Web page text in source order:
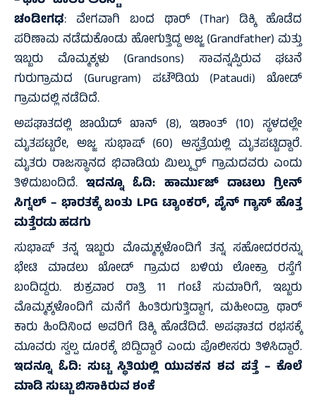
ಚಂಡೀಗಢ: ವೇಗವಾಗಿ ಬಂದ ಥಾರ್ (Thar) ಡಿಕ್ಕಿ ಹೊಡೆದ
ಪರಿಣಾಮ ನಡೆದುಕೊಂಡು ಹೋಗುತ್ತಿದ್ದ ಅಜ್ಜ (Grandfather) ಮತ್ತು
ಇಬ್ಬರು ಮೊಮ್ಮಕ್ಕಳು (Grandsons) ಸಾವನ್ನಪ್ಪಿರುವ ಘಟನೆ
ಗುರುಗ್ರಾಮದ (Gurugram) ಪಟೌಡಿಯ (Pataudi) ಖೋಡ್
ಗ್ರಾಮದಲ್ಲಿ ನಡೆದಿದೆ.
ಅಪಘಾತದಲ್ಲಿ ಜಾಯೆದ್ ಖಾನ್ (8), ಇಶಾಂತ್ (10) ಸ್ಥಳದಲ್ಲೇ
ಮೃತಪಟ್ಟರೇ, ಅಜ್ಜ ಸುಭಾಷ್ (60) ಆಸ್ಪತ್ರೆಯಲ್ಲಿ ಮೃತಪಟ್ಟಿದ್ದಾರೆ.
ಮೃತರು ರಾಜಸ್ಥಾನದ ಭಿವಾಡಿಯ ಮಿಲ್ಕ್ಪುರ್ ಗ್ರಾಮದವರು ಎಂದು
ತಿಳಿದುಬಂದಿದೆ.ಇದನ್ನೂ ಓದಿ: ಹಾರ್ಮುಜ್‌ ದಾಟಲು ಗ್ರೀನ್‌
ಸಿಗ್ನಲ್‌ – ಭಾರತಕ್ಕೆ ಬಂತು LPG ಟ್ಯಾಂಕರ್‌, ಪೈನ್‌ ಗ್ಯಾಸ್‌ ಹೊತ್ತ
ಮತ್ತೆರಡು ಹಡಗು
ಸುಭಾಷ್ ತನ್ನ ಇಬ್ಬರು ಮೊಮ್ಮಕ್ಕಳೊಂದಿಗೆ ತನ್ನ ಸಹೋದರರನ್ನು
ಭೇಟಿ ಮಾಡಲು ಖೋಡ್ ಗ್ರಾಮದ ಬಳಿಯ ಲೋಕ್ರಾ ರಸ್ತೆಗೆ
ಬಂದಿದ್ದರು. ಶುಕ್ರವಾರ ರಾತ್ರಿ 11 ಗಂಟೆ ಸುಮಾರಿಗೆ, ಇಬ್ಬರು
ಮೊಮ್ಮಕ್ಕಳೊಂದಿಗೆ ಮನೆಗೆ ಹಿಂತಿರುಗುತ್ತಿದ್ದಾಗ, ಮಹೀಂದ್ರಾ ಥಾರ್
ಕಾರು ಹಿಂದಿನಿಂದ ಅವರಿಗೆ ಡಿಕ್ಕಿ ಹೊಡೆದಿದೆ. ಅಪಘಾತದ ರಭಸಕ್ಕೆ
ಮೂವರು ಸ್ವಲ್ಪ ದೂರಕ್ಕೆ ಬಿದ್ದಿದ್ದಾರೆ ಎಂದು ಪೊಲೀಸರು ತಿಳಿಸಿದ್ದಾರೆ.
ಇದನ್ನೂ ಓದಿ: ಸುಟ್ಟ ಸ್ಥಿತಿಯಲ್ಲಿ ಯುವಕನ ಶವ ಪತ್ತೆ – ಕೊಲೆ
ಮಾಡಿ ಸುಟ್ಟು ಬಿಸಾಕಿರುವ ಶಂಕೆ